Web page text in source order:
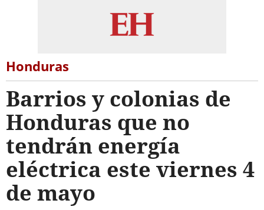
Honduras
Barrios y colonias de
Honduras que no
tendrán energía
eléctrica este viernes 4
de mayo